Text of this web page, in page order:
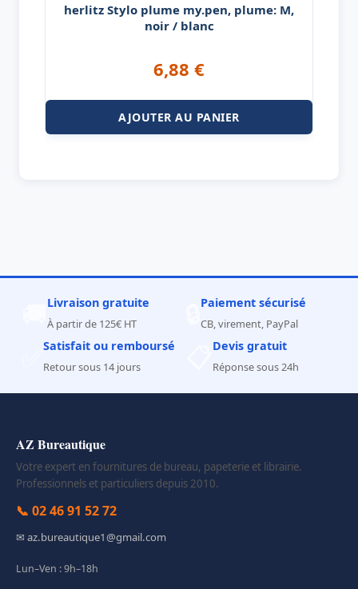
herlitz Stylo plume my.pen, plume: M,
noir / blanc
6,88 €
AJOUTER AU PANIER
Livraison gratuite
À partir de 125€ HT
Paiement sécurisé
CB, virement, PayPal
Satisfait ou remboursé
Retour sous 14 jours
Devis gratuit
Réponse sous 24h
AZ Bureautique
Votre expert en fournitures de bureau, papeterie et librairie.
Professionnels et particuliers depuis 2010.
📞 02 46 91 52 72
✉ az.bureautique1@gmail.com
Lun–Ven : 9h–18h